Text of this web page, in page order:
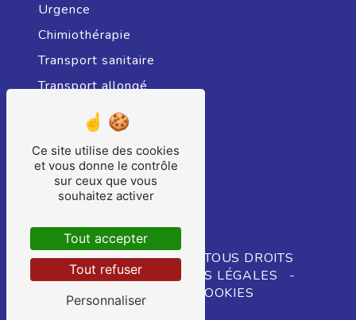
Urgence
Chimiothérapie
Transport sanitaire
Transport allongé
Radiothérapie
Transport sanitaire assis
Hospitalisation
Ambulance
©VISTALID- 2026 - TOUS DROITS
RÉSERVÉS -MENTIONS LÉGALES
-
GESTION DES COOKIES
Ce site utilise des cookies
et vous donne le contrôle
sur ceux que vous
souhaitez activer
Tout accepter
Tout refuser
Personnaliser